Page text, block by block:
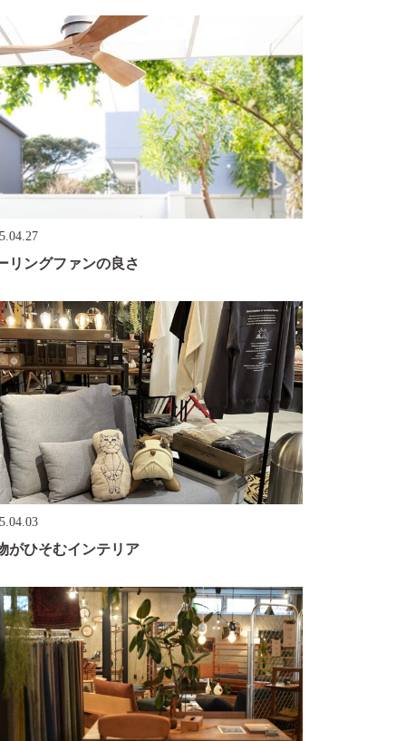
リングファンの良さ
がひそむインテリア